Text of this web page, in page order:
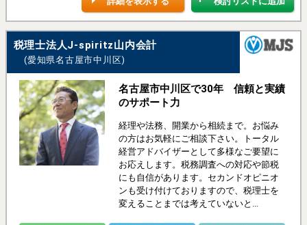
税理士法人J-spiritz山内会計
(愛知県名古屋市中川区)
名古屋市中川区で30年 信頼と実績
のサポート力
経理や法務、開業から相続まで。お悩み
の方はお気軽にご相談下さい。トータル
経営アドバイザーとして多様なご要望に
お応えします。税務調査への対応や節税
にも自信があります。セカンドオピニオ
ンも受け付けておりますので、税理士を
変えることまでは考えていないと...